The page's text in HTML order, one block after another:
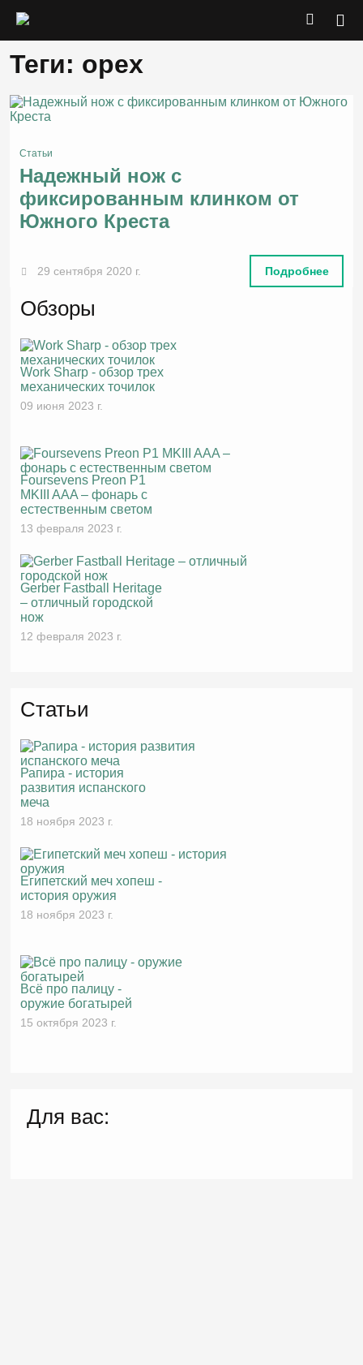
Теги: орех
Статьи
Надежный нож с
фиксированным клинком от
Южного Креста
29 сентября 2020 г. Подробнее
Обзоры
Work Sharp - обзор трех
механических точилок
09 июня 2023 г.
Foursevens Preon P1
MKIII AAA – фонарь с
естественным светом
13 февраля 2023 г.
Gerber Fastball Heritage
– отличный городской
нож
12 февраля 2023 г.
Статьи
Рапира - история
развития испанского
меча
18 ноября 2023 г.
Египетский меч хопеш -
история оружия
18 ноября 2023 г.
Всё про палицу -
оружие богатырей
15 октября 2023 г.
Для вас: